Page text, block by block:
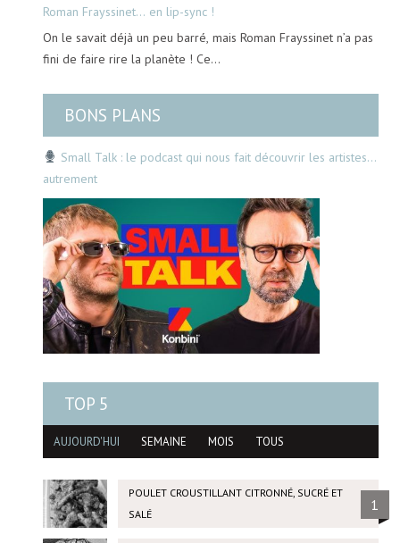
Roman Frayssinet… en lip-sync !
On le savait déjà un peu barré, mais Roman Frayssinet n’a pas
fini de faire rire la planète ! Ce…
BONS PLANS
Small Talk : le podcast qui nous fait découvrir les artistes…
autrement
TOP 5
AUJOURD'HUI SEMAINE MOIS TOUS
POULET CROUSTILLANT CITRONNÉ, SUCRÉ ET
SALÉ
1